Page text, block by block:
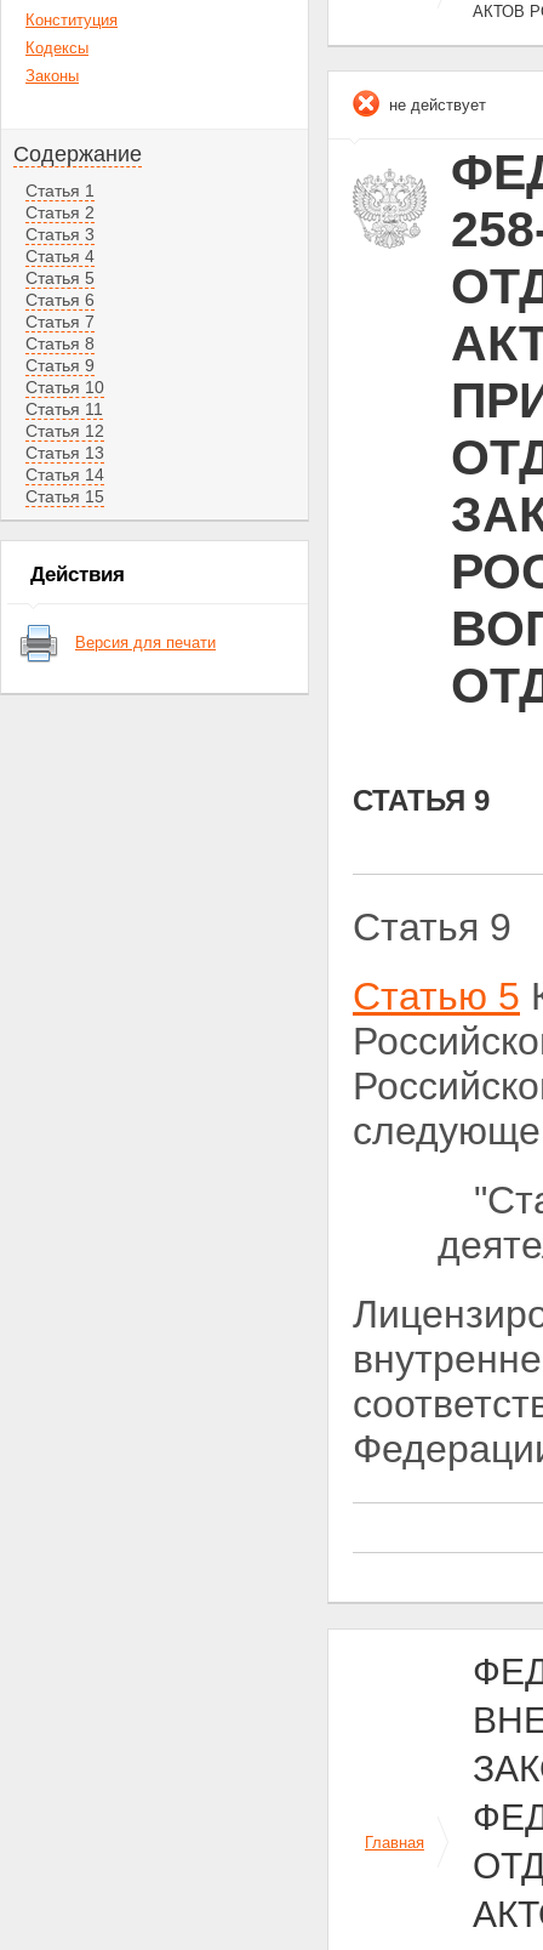
Конституция
Кодексы
Законы
Содержание
Статья 1
Статья 2
Статья 3
Статья 4
Статья 5
Статья 6
Статья 7
Статья 8
Статья 9
Статья 10
Статья 11
Статья 12
Статья 13
Статья 14
Статья 15
Действия
Версия для печати
АКТОВ
не действует
СТАТЬЯ 9
Статья 9
Статью 5
Главная